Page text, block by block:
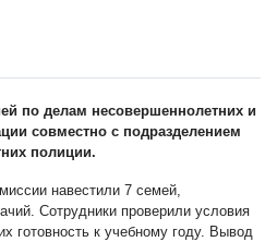
по делам несовершеннолетних и
совместно с подразделением
полиции.
навестили 7 семей,
Сотрудники проверили условия
готовность к учебному году. Вывод